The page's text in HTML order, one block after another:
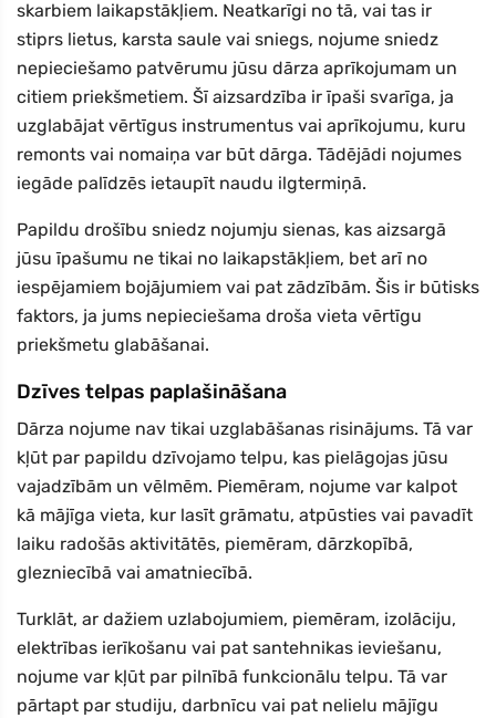
skarbiem laikapstākļiem. Neatkarīgi no tā, vai tas ir
stiprs lietus, karsta saule vai sniegs, nojume sniedz
nepieciešamo patvērumu jūsu dārza aprīkojumam un
citiem priekšmetiem. Šī aizsardzība ir īpaši svarīga, ja
uzglabājat vērtīgus instrumentus vai aprīkojumu, kuru
remonts vai nomaiņa var būt dārga. Tādējādi nojumes
iegāde palīdzēs ietaupīt naudu ilgtermiņā.
Papildu drošību sniedz nojumju sienas, kas aizsargā
jūsu īpašumu ne tikai no laikapstākļiem, bet arī no
iespējamiem bojājumiem vai pat zādzībām. Šis ir būtisks
faktors, ja jums nepieciešama droša vieta vērtīgu
priekšmetu glabāšanai.
Dzīves telpas paplašināšana
Dārza nojume nav tikai uzglabāšanas risinājums. Tā var
kļūt par papildu dzīvojamo telpu, kas pielāgojas jūsu
vajadzībām un vēlmēm. Piemēram, nojume var kalpot
kā mājīga vieta, kur lasīt grāmatu, atpūsties vai pavadīt
laiku radošās aktivitātēs, piemēram, dārzkopībā,
glezniecībā vai amatniecībā.
Turklāt, ar dažiem uzlabojumiem, piemēram, izolāciju,
elektrības ierīkošanu vai pat santehnikas ieviešanu,
nojume var kļūt par pilnībā funkcionālu telpu. Tā var
pārtapt par studiju, darbnīcu vai pat nelielu mājīgu